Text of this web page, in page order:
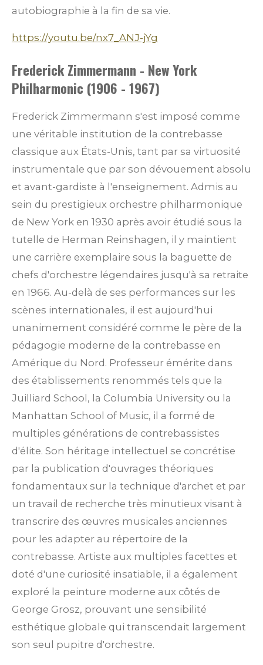
autobiographie à la fin de sa vie.
https://youtu.be/nx7_ANJ-jYg
Frederick Zimmermann - New York
Philharmonic (1906 - 1967)
Frederick Zimmermann s'est imposé comme
une véritable institution de la contrebasse
classique aux États-Unis, tant par sa virtuosité
instrumentale que par son dévouement absolu
et avant-gardiste à l'enseignement. Admis au
sein du prestigieux orchestre philharmonique
de New York en 1930 après avoir étudié sous la
tutelle de Herman Reinshagen, il y maintient
une carrière exemplaire sous la baguette de
chefs d'orchestre légendaires jusqu'à sa retraite
en 1966. Au-delà de ses performances sur les
scènes internationales, il est aujourd'hui
unanimement considéré comme le père de la
pédagogie moderne de la contrebasse en
Amérique du Nord. Professeur émérite dans
des établissements renommés tels que la
Juilliard School, la Columbia University ou la
Manhattan School of Music, il a formé de
multiples générations de contrebassistes
d'élite. Son héritage intellectuel se concrétise
par la publication d'ouvrages théoriques
fondamentaux sur la technique d'archet et par
un travail de recherche très minutieux visant à
transcrire des œuvres musicales anciennes
pour les adapter au répertoire de la
contrebasse. Artiste aux multiples facettes et
doté d'une curiosité insatiable, il a également
exploré la peinture moderne aux côtés de
George Grosz, prouvant une sensibilité
esthétique globale qui transcendait largement
son seul pupitre d'orchestre.